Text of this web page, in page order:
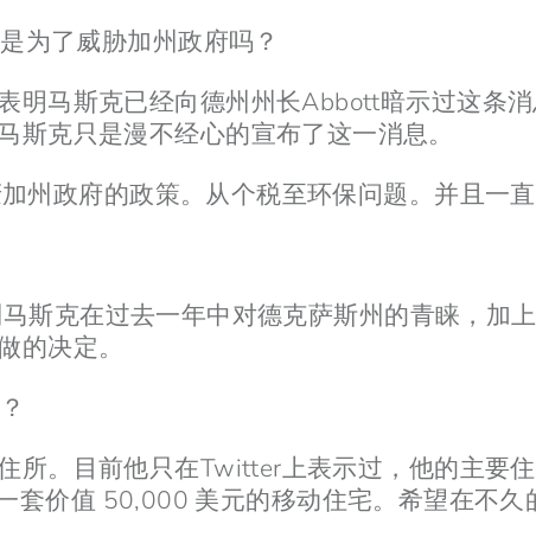
为了威胁加州政府吗？
明马斯克已经向德州州长Abbott暗示过这条
克只是漫不经心的宣布了这一消息。
州政府的政策。从个税至环保问题。并且一
斯克在过去一年中对德克萨斯州的青睐，加
的决定。
所。目前他只在Twitter上表示过，他的主要
套价值 50,000 美元的移动住宅。希望在不